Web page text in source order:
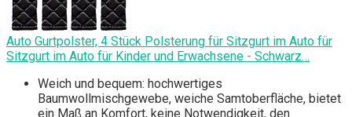
Auto Gurtpolster, 4 Stück Polsterung für Sitzgurt im Auto für
Sitzgurt im Auto für Kinder und Erwachsene - Schwarz…
Weich und bequem: hochwertiges
Baumwollmischgewebe, weiche Samtoberfläche, bietet
ein Maß an Komfort, keine Notwendigkeit, den